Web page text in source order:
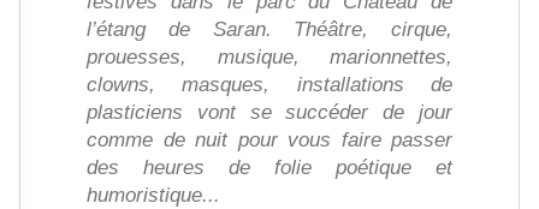
l’étang de Saran. Théâtre, cirque,
prouesses, musique, marionnettes,
clowns, masques, installations de
plasticiens vont se succéder de jour
comme de nuit pour vous faire passer
des heures de folie poétique et
humoristique...